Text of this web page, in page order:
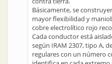
Básicamente, se
mayor flexibilidad y
cobre electrolítico rojo
Cada conductor está
según IRAM 2307, tipo A,
regulares con un número